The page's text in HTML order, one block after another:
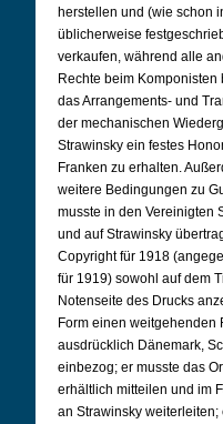
herstellen und (wie schon
üblicherweise
verkaufen, während alle
Rechte beim
das Arrangements- und
der mechanischen
Strawinsky ein festes
Franken zu erhalten.
weitere Bedingungen zu
musste in den Vereinigten
und auf Strawinsky
Copyright für 1918
für 1919) sowohl auf dem
Notenseite des Drucks
Form einen weitgehenden
ausdrücklich Dänemark,
einbezog; er musste das
erhältlich mitteilen und im
an Strawinsky